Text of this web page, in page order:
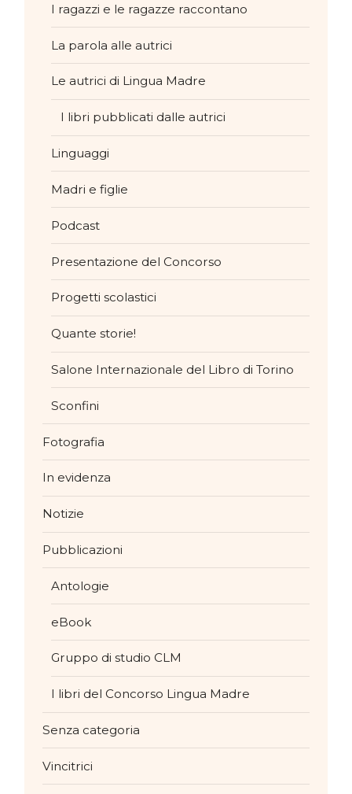
I ragazzi e le ragazze raccontano
La parola alle autrici
Le autrici di Lingua Madre
I libri pubblicati dalle autrici
Linguaggi
Madri e figlie
Podcast
Presentazione del Concorso
Progetti scolastici
Quante storie!
Salone Internazionale del Libro di Torino
Sconfini
Fotografia
In evidenza
Notizie
Pubblicazioni
Antologie
eBook
Gruppo di studio CLM
I libri del Concorso Lingua Madre
Senza categoria
Vincitrici